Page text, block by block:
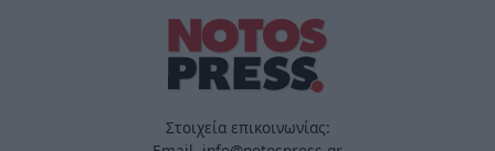
Στοιχεία επικοινωνίας: